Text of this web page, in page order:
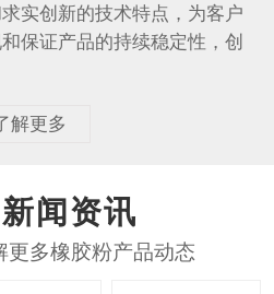
实创新的技术特点，为客户
保证产品的持续稳定性，创
解更多
新闻资讯